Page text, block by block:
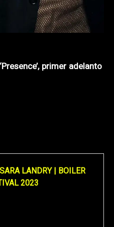
primer adelanto
LANDRY | BOILER
2023